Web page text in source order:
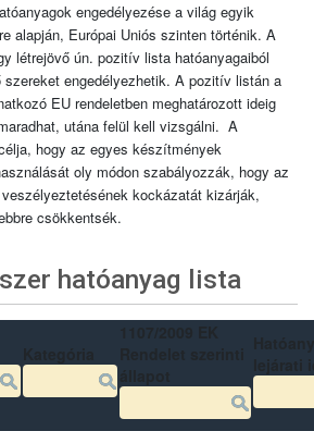
engedélyezése a világ egyik
alapján, Európai Uniós szinten történik. A
létrejövő ún. pozitív lista hatóanyagaiból
engedélyezhetik. A pozitív listán a
EU rendeletben meghatározott ideig
utána felül kell vizsgálni. A
hogy az egyes készítmények
oly módon szabályozzák, hogy az
kockázatát kizárják,
csökkentsék.
hatóanyag lista